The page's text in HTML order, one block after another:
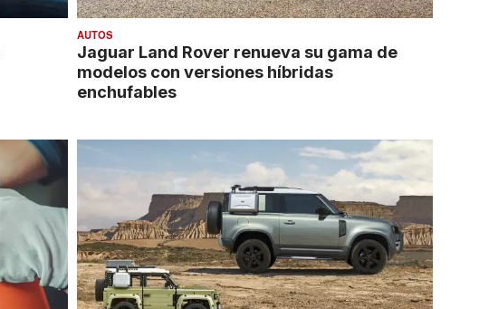
AUTOS
Jaguar Land Rover renueva su gama de
modelos con versiones híbridas
enchufables